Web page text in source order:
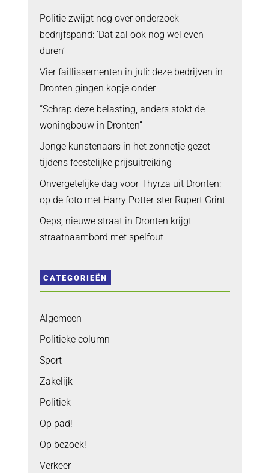
Politie zwijgt nog over onderzoek
bedrijfspand: ‘Dat zal ook nog wel even
duren’
Vier faillissementen in juli: deze bedrijven in
Dronten gingen kopje onder
“Schrap deze belasting, anders stokt de
woningbouw in Dronten”
Jonge kunstenaars in het zonnetje gezet
tijdens feestelijke prijsuitreiking
Onvergetelijke dag voor Thyrza uit Dronten:
op de foto met Harry Potter-ster Rupert Grint
Oeps, nieuwe straat in Dronten krijgt
straatnaambord met spelfout
CATEGORIEËN
Algemeen
Politieke column
Sport
Zakelijk
Politiek
Op pad!
Op bezoek!
Verkeer